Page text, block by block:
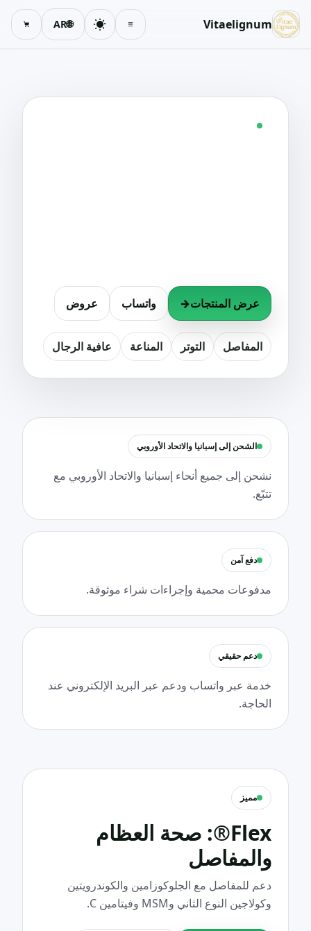
Vitaelignum تبديل المظهر
🌐
AR السلة
عرض المنتجات→ واتساب عروض
المفاصل التوتر المناعة عافية الرجال
الشحن إلى إسبانيا والاتحاد الأوروبي
نشحن إلى جميع أنحاء إسبانيا والاتحاد الأوروبي مع
تتبّع.
دفع آمن
مدفوعات محمية وإجراءات شراء موثوقة.
دعم حقيقي
خدمة عبر واتساب ودعم عبر البريد الإلكتروني عند
الحاجة.
مميز
Flex®: صحة العظام
والمفاصل
دعم للمفاصل مع الجلوكوزامين والكوندرويتين
وكولاجين النوع الثاني وMSM وفيتامين C.